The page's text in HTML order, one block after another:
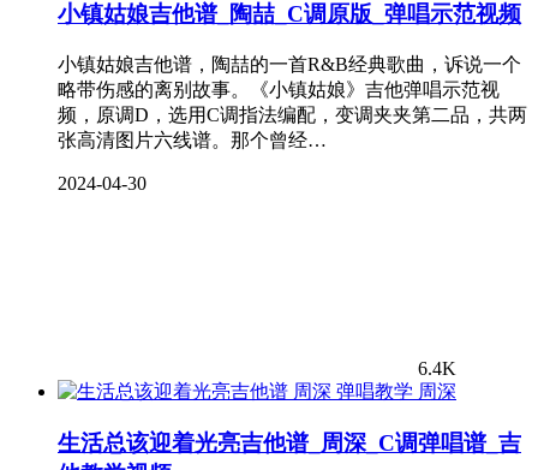
小镇姑娘吉他谱_陶喆_C调原版_弹唱示范视频
小镇姑娘吉他谱，陶喆的一首R&B经典歌曲，诉说一个
略带伤感的离别故事。《小镇姑娘》吉他弹唱示范视
频，原调D，选用C调指法编配，变调夹夹第二品，共两
张高清图片六线谱。那个曾经…
2024-04-30
6.4K
周深
生活总该迎着光亮吉他谱_周深_C调弹唱谱_吉